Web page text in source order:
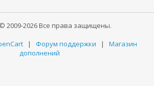
© 2009-2026 Все права защищены.
| Форум поддержки | Магазин
дополнений